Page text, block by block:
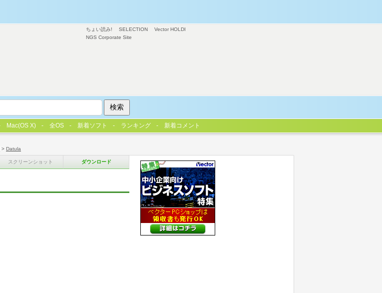
> Datula
スクリーンショット ダウンロード
ちょい読み! SELECTION
Vector HOLDI
NGS Corporate Site
Mac(OS X) 全OS 新着ソフト ランキング 新着コメント